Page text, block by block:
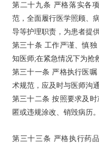
第二十九条 严格落实各
范，全面履行医学照顾、
导等护理职责，为患者提
第三十条 工作严谨、慎
知医师;在紧急情况下为抢
第三十一条 严格执行医
术规范，应及时与医师沟
第三十二条 按照要求及
匿或违规涂改、销毁病历。
第三十三条 严格执行药